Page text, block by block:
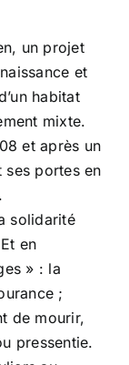
un projet
et
habitat
mixte.
et après un
ses portes en
solidarité
en
» : la
;
de mourir,
pressentie.